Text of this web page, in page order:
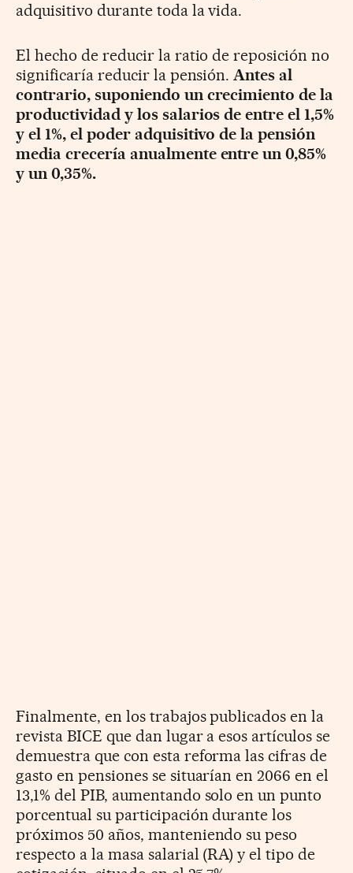
adquisitivo durante toda la vida.
El hecho de reducir la ratio de reposición no
significaría reducir la pensión. Antes al
contrario, suponiendo un crecimiento de la
productividad y los salarios de entre el 1,5%
y el 1%, el poder adquisitivo de la pensión
media crecería anualmente entre un 0,85%
y un 0,35%.
Finalmente, en los trabajos publicados en la
revista BICE que dan lugar a esos artículos se
demuestra que con esta reforma las cifras de
gasto en pensiones se situarían en 2066 en el
13,1% del PIB, aumentando solo en un punto
porcentual su participación durante los
próximos 50 años, manteniendo su peso
respecto a la masa salarial (RA) y el tipo de